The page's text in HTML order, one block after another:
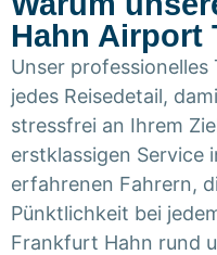
Hahn Airport
Unser
jedes Reisedetail,
stressfrei an Ihrem
erstklassigen Service
erfahrenen Fahrern,
Pünktlichkeit bei
Frankfurt Hahn rund